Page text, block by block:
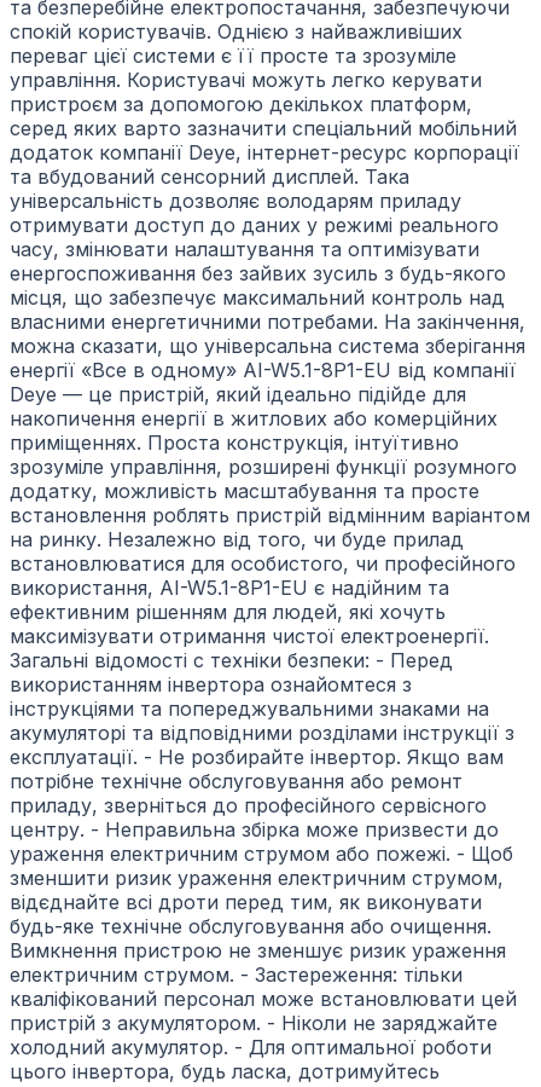
та безперебійне електропостачання, забезпечуючи
спокій користувачів. Однією з найважливіших
переваг цієї системи є її просте та зрозуміле
управління. Користувачі можуть легко керувати
пристроєм за допомогою декількох платформ,
серед яких варто зазначити спеціальний мобільний
додаток компанії Deye, інтернет-ресурс корпорації
та вбудований сенсорний дисплей. Така
універсальність дозволяє володарям приладу
отримувати доступ до даних у режимі реального
часу, змінювати налаштування та оптимізувати
енергоспоживання без зайвих зусиль з будь-якого
місця, що забезпечує максимальний контроль над
власними енергетичними потребами. На закінчення,
можна сказати, що універсальна система зберігання
енергії «Все в одному» AI-W5.1-8P1-EU від компанії
Deye — це пристрій, який ідеально підійде для
накопичення енергії в житлових або комерційних
приміщеннях. Проста конструкція, інтуїтивно
зрозуміле управління, розширені функції розумного
додатку, можливість масштабування та просте
встановлення роблять пристрій відмінним варіантом
на ринку. Незалежно від того, чи буде прилад
встановлюватися для особистого, чи професійного
використання, AI-W5.1-8P1-EU є надійним та
ефективним рішенням для людей, які хочуть
максимізувати отримання чистої електроенергії.
Загальні відомості с техніки безпеки: - Перед
використанням інвертора ознайомтеся з
інструкціями та попереджувальними знаками на
акумуляторі та відповідними розділами інструкції з
експлуатації. - Не розбирайте інвертор. Якщо вам
потрібне технічне обслуговування або ремонт
приладу, зверніться до професійного сервісного
центру. - Неправильна збірка може призвести до
ураження електричним струмом або пожежі. - Щоб
зменшити ризик ураження електричним струмом,
відєднайте всі дроти перед тим, як виконувати
будь-яке технічне обслуговування або очищення.
Вимкнення пристрою не зменшує ризик ураження
електричним струмом. - Застереження: тільки
кваліфікований персонал може встановлювати цей
пристрій з акумулятором. - Ніколи не заряджайте
холодний акумулятор. - Для оптимальної роботи
цього інвертора, будь ласка, дотримуйтесь